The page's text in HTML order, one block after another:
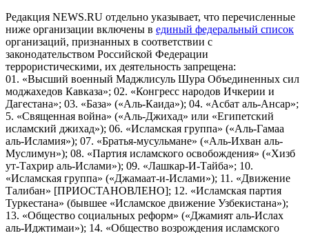
Редакция NEWS.RU отдельно указывает, что перечисленные
ниже организации включены в единый федеральный список
организаций, признанных в соответствии с
законодательством Российской Федерации
террористическими, их деятельность запрещена:
01. «Высший военный Маджлисуль Шура Объединенных сил
моджахедов Кавказа»; 02. «Конгресс народов Ичкерии и
Дагестана»; 03. «База» («Аль-Каида»); 04. «Асбат аль-Ансар»;
5. «Священная война» («Аль-Джихад» или «Египетский
исламский джихад»); 06. «Исламская группа» («Аль-Гамаа
аль-Исламия»); 07. «Братья-мусульмане» («Аль-Ихван аль-
Муслимун»); 08. «Партия исламского освобождения» («Хизб
ут-Тахрир аль-Ислами»); 09. «Лашкар-И-Тайба»; 10.
«Исламская группа» («Джамаат-и-Ислами»); 11. «Движение
Талибан» [ПРИОСТАНОВЛЕНО]; 12. «Исламская партия
Туркестана» (бывшее «Исламское движение Узбекистана»);
13. «Общество социальных реформ» («Джамият аль-Ислах
аль-Иджтимаи»); 14. «Общество возрождения исламского